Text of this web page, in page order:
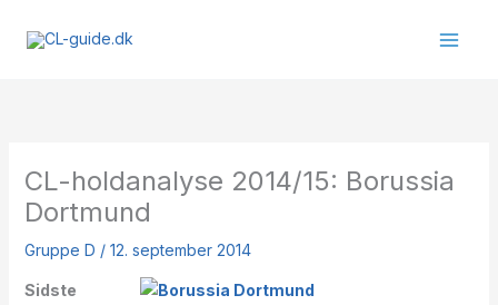
CL-holdanalyse 2014/15: Borussia
Dortmund
Gruppe D / 12. september 2014
Sidste